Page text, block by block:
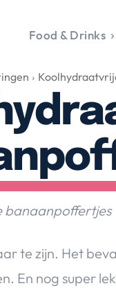
Valerie's
Travel & Culture
Food & Drinks
Happyness &
Lifestyle, Sport &
Duurzaamheid
Gadgets & Tech
Top 5 van Valerie
Huis & Tuin
Nieuws & Media
Food & Drinks
banaanpoffertjes
te zijn. Het
En nog super